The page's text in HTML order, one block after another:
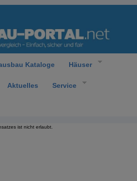
Kataloge Häuser
Aktuelles Service
ist nicht erlaubt.